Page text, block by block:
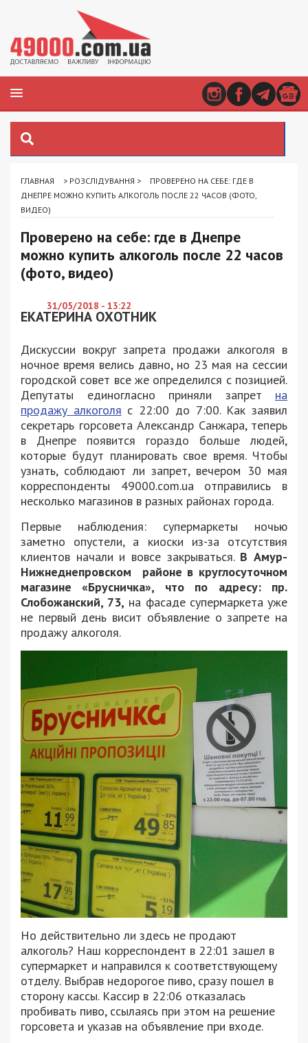
ГЛАВНАЯ > РОЗСЛІДУВАННЯ >
ПРОВЕРЕНО НА СЕБЕ: ГДЕ В
ДНЕПРЕ МОЖНО КУПИТЬ АЛКОГОЛЬ ПОСЛЕ 22 ЧАСОВ (ФОТО,
ВИДЕО)
Проверено на себе: где в Днепре
можно купить алкоголь после 22 часов
(фото, видео)
31/05/2018 - 13:22
ЕКАТЕРИНА ОХОТНИК
Дискуссии вокруг запрета продажи алкоголя в
ночное время велись давно, но 23 мая на сессии
городской совет все же определился с позицией.
Депутаты единогласно приняли запрет на
продажу алкоголя с 22:00 до 7:00. Как заявил
секретарь горсовета Александр Санжара, теперь
в Днепре появится гораздо больше людей,
которые будут планировать свое время. Чтобы
узнать, соблюдают ли запрет, вечером 30 мая
корреспонденты 49000.com.ua отправились в
несколько магазинов в разных районах города.
Первые наблюдения: супермаркеты ночью
заметно опустели, а киоски из-за отсутствия
клиентов начали и вовсе закрываться. В Амур-
Нижнеднепровском районе в круглосуточном
магазине «Брусничка», что по адресу: пр.
Слобожанский, 73, на фасаде супермаркета уже
не первый день висит объявление о запрете на
продажу алкоголя.
Но действительно ли здесь не продают
алкоголь? Наш корреспондент в 22:01 зашел в
супермаркет и направился к соответствующему
отделу. Выбрав недорогое пиво, сразу пошел в
сторону кассы. Кассир в 22:06 отказалась
пробивать пиво, ссылаясь при этом на решение
горсовета и указав на объявление при входе.